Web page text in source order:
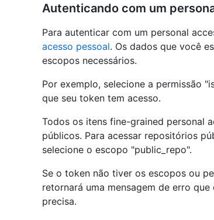
Autenticando com um
Para autenticar com um personal
acesso pessoal. Os dados que você
escopos necessários.
Por exemplo, selecione a permissão
que seu token tem acesso.
Todos os itens fine-grained personal
públicos. Para acessar repositórios
selecione o escopo "public_repo".
Se o token não tiver os escopos ou
retornará uma mensagem de erro
precisa.